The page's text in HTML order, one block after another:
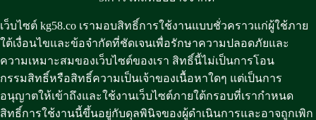
เว็บไซต์ kg58.co เรามอบสิทธิ์การใช้งานแบบชั่วคราวแก่ผู้ใช้ภาย
ใต้เงื่อนไขและข้อจำกัดที่ชัดเจนเพื่อรักษาความปลอดภัยและ
ความเหมาะสมของเว็บไซต์ของเรา สิทธิ์นี้ไม่เป็นการโอน
กรรมสิทธิ์หรือสิทธิ์ความเป็นเจ้าของเนื้อหาใดๆ แต่เป็นการ
อนุญาตให้เข้าถึงและใช้งานเว็บไซต์ภายใต้กรอบที่เรากำหนด
สิทธิ์การใช้งานนี้ขึ้นอยู่กับดุลพินิจของผู้ดำเนินการและอาจถูกเพิก